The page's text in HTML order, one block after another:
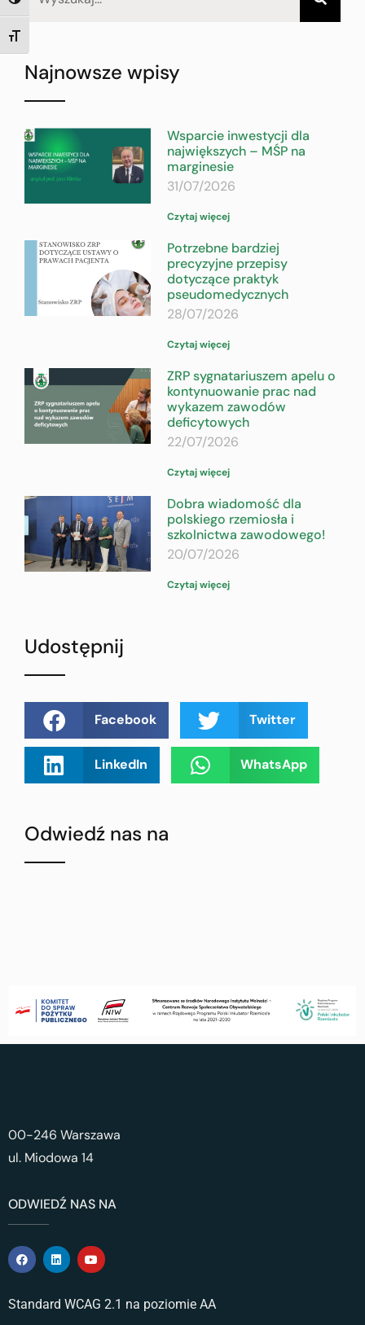
TOGGLE FONT SIZE
Najnowsze wpisy
Wsparcie inwestycji dla
największych – MŚP na
marginesie
31/07/2026
Czytaj więcej
Potrzebne bardziej
precyzyjne przepisy
dotyczące praktyk
pseudomedycznych
28/07/2026
Czytaj więcej
ZRP sygnatariuszem apelu o
kontynuowanie prac nad
wykazem zawodów
deficytowych
22/07/2026
Czytaj więcej
Dobra wiadomość dla
polskiego rzemiosła i
szkolnictwa zawodowego!
20/07/2026
Czytaj więcej
Udostępnij
Facebook Twitter
LinkedIn WhatsApp
Odwiedź nas na
00-246 Warszawa
ul. Miodowa 14
ODWIEDŹ NAS NA
Standard WCAG 2.1 na poziomie AA